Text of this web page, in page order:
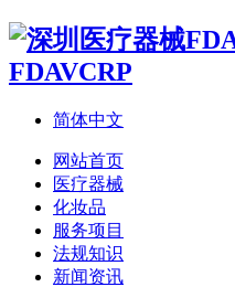
简体中文
网站首页
医疗器械
化妆品
服务项目
法规知识
新闻资讯